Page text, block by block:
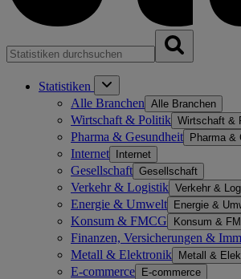
Statistiken
Alle Branchen Alle Branchen
Wirtschaft & Politik Wirtschaft &
Pharma & Gesundheit Pharma &
Internet Internet
Gesellschaft Gesellschaft
Verkehr & Logistik Verkehr &
Energie & Umwelt Energie &
Konsum & FMCG Konsum &
Finanzen, Versicherungen &
Metall & Elektronik Metall &
E-commerce E-commerce